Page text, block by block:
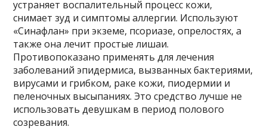
устраняет воспалительный процесс кожи,
снимает зуд и симптомы аллергии. Используют
«Синафлан» при экземе, псориазе, опрелостях, а
также она лечит простые лишаи.
Противопоказано применять для лечения
заболеваний эпидермиса, вызванных бактериями,
вирусами и грибком, раке кожи, пиодермии и
пеленочных высыпаниях. Это средство лучше не
использовать девушкам в период полового
созревания.